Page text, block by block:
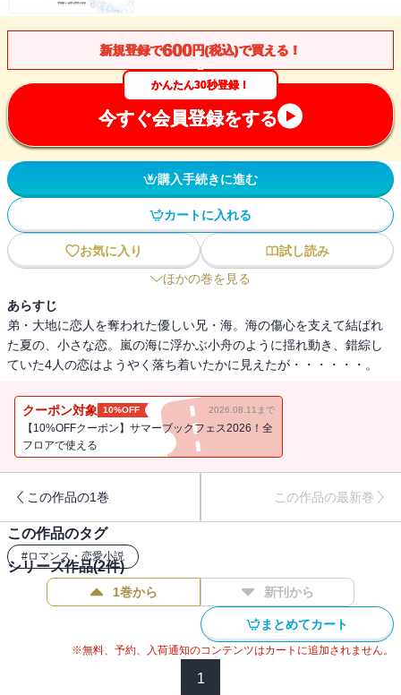
新規登録で600円(税込)で買える！
かんたん30秒登録！
今すぐ会員登録をする
購入手続きに進む
カートに入れる
お気に入り
試し読み
ほかの巻を見る
あらすじ
弟・大地に恋人を奪われた優しい兄・海。海の傷心を支えて結ばれ
た夏の、小さな恋。嵐の海に浮かぶ小舟のように揺れ動き、錯綜し
ていた4人の恋はようやく落ち着いたかに見えたが・・・・・・。
クーポン対象 10%OFF 2026.08.11まで
【10%OFFクーポン】サマーブックフェス2026！全
フロアで使える
この作品の1巻 この作品の最新巻
この作品のタグ
#ロマンス・恋愛小説
シリーズ作品(2件)
1巻から 新刊から
まとめてカート
※無料、予約、入荷通知のコンテンツはカートに追加されません。
1